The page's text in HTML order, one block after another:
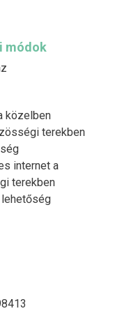
módok
közelben
terekben
internet a
terekben